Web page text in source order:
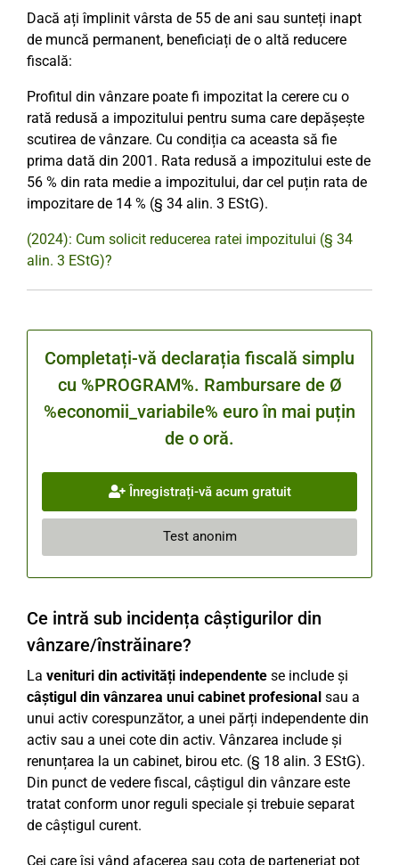
Dacă ați împlinit vârsta de 55 de ani sau sunteți inapt
de muncă permanent, beneficiați de o altă reducere
fiscală:
Profitul din vânzare poate fi impozitat la cerere cu o
rată redusă a impozitului pentru suma care depășește
scutirea de vânzare. Cu condiția ca aceasta să fie
prima dată din 2001. Rata redusă a impozitului este de
56 % din rata medie a impozitului, dar cel puțin rata de
impozitare de 14 % (§ 34 alin. 3 EStG).
(2024): Cum solicit reducerea ratei impozitului (§ 34
alin. 3 EStG)?
Completați-vă declarația fiscală simplu
cu %PROGRAM%. Rambursare de Ø
%economii_variabile% euro în mai puțin
de o oră.
Înregistrați-vă acum gratuit
Test anonim
Ce intră sub incidența câștigurilor din
vânzare/înstrăinare?
La venituri din activități independente se include și
câștigul din vânzarea unui cabinet profesional sau a
unui activ corespunzător, a unei părți independente din
activ sau a unei cote din activ. Vânzarea include și
renunțarea la un cabinet, birou etc. (§ 18 alin. 3 EStG).
Din punct de vedere fiscal, câștigul din vânzare este
tratat conform unor reguli speciale și trebuie separat
de câștigul curent.
Cei care își vând afacerea sau cota de parteneriat pot